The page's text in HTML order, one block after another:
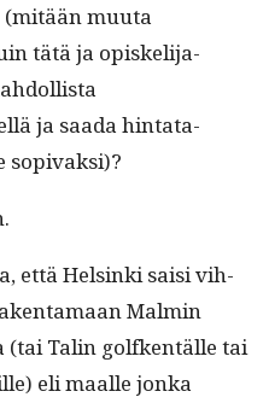
muu­ta
tätä ja opiske­li­ja-
ja saa­da hin­tata­
sopivaksi)?
että Helsin­ki saisi vih­
Malmin
(tai Tal­in golfken­tälle tai
eli maalle jon­ka